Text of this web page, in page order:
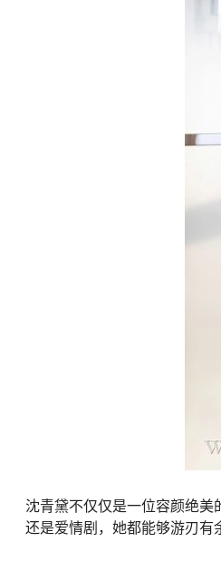
沈青黛不仅仅是一位容颜绝
还是爱情剧，她都能够游刃有